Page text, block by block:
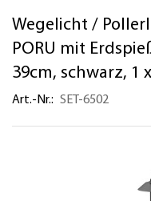
zum
Inhalt
Wegelicht /
PORU mit
39cm, schwarz, 1
Art.-Nr. SET-6502